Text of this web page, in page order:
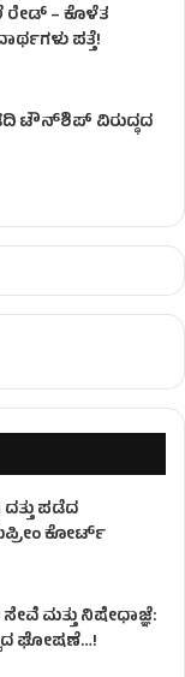
– ಕೊಳೆತ
ಪತ್ತೆ!
ಟೌನ್​ಶಿಪ್ ವಿರುದ್ಧದ
ಪಡೆದ
ಕೋರ್ಟ್
ಮತ್ತು ನಿಷೇಧಾಜ್ಞೆ:
ಘೋಷಣೆ…!